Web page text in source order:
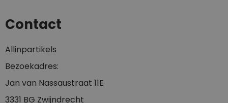
Contact
Allinpartikels
Bezoekadres:
Jan van Nassaustraat 11E
3331 BG Zwijndrecht